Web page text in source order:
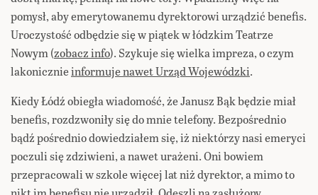
pomysł, aby emerytowanemu dyrektorowi urządzić benefis.
Uroczystość odbędzie się w piątek w łódzkim Teatrze
Nowym (zobacz info). Szykuje się wielka impreza, o czym
lakonicznieinformuje nawet Urząd Wojewódzki.
Kiedy Łódź obiegła wiadomość, że Janusz Bąk będzie miał
benefis, rozdzwoniły się do mnie telefony. Bezpośrednio
bądź pośrednio dowiedziałem się, iż niektórzy nasi emeryci
poczuli się zdziwieni, a nawet urażeni. Oni bowiem
przepracowali w szkole więcej lat niż dyrektor, a mimo to